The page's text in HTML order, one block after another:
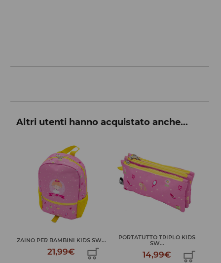
Altri utenti hanno acquistato anche...
SW...
PORTATUTTO TRIPLO KIDS
SW...
14,99€
BORSA MULTIUSO KIDS
SWEET...
10,99€